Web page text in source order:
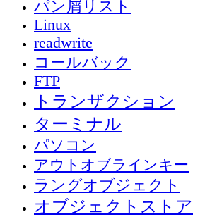
パン屑リスト
Linux
readwrite
コールバック
FTP
トランザクション
ターミナル
パソコン
アウトオブラインキー
ラングオブジェクト
オブジェクトストア